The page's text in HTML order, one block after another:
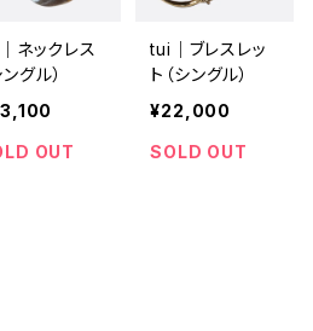
ネックレス
ングル）
OUT
tui｜ブレスレッ
ト（シングル）
¥22,000
SOLD OUT